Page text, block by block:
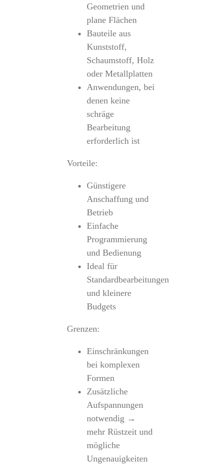
Geometrien und
plane Flächen
Bauteile aus
Kunststoff,
Schaumstoff, Holz
oder Metallplatten
Anwendungen, bei
denen keine
schräge
Bearbeitung
erforderlich ist
Vorteile:
Günstigere
Anschaffung und
Betrieb
Einfache
Programmierung
und Bedienung
Ideal für
Standardbearbeitungen
und kleinere
Budgets
Grenzen:
Einschränkungen
bei komplexen
Formen
Zusätzliche
Aufspannungen
notwendig →
mehr Rüstzeit und
mögliche
Ungenauigkeiten